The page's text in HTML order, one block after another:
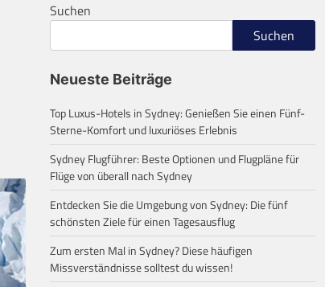
Suchen
Suchen
Neueste Beiträge
Top Luxus-Hotels in Sydney: Genießen Sie einen Fünf-
Sterne-Komfort und luxuriöses Erlebnis
Sydney Flugführer: Beste Optionen und Flugpläne für
Flüge von überall nach Sydney
Entdecken Sie die Umgebung von Sydney: Die fünf
schönsten Ziele für einen Tagesausflug
Zum ersten Mal in Sydney? Diese häufigen
Missverständnisse solltest du wissen!